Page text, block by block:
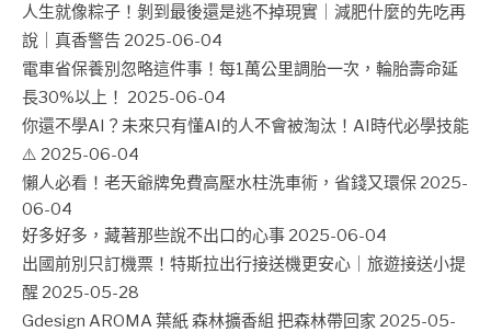
人生就像粽子！剝到最後還是逃不掉現實｜減肥什麼的先吃再
說｜真香警告 2025-06-04
電車省保養別忽略這件事！每1萬公里調胎一次，輪胎壽命延
長30%以上！ 2025-06-04
你還不學AI？未來只有懂AI的人不會被淘汰！AI時代必學技能
⚠️ 2025-06-04
懶人必看！老天爺牌免費高壓水柱洗車術，省錢又環保 2025-
06-04
好多好多，藏著那些說不出口的心事 2025-06-04
出國前別只訂機票！特斯拉出行接送機更安心｜旅遊接送小提
醒 2025-05-28
Gdesign AROMA 葉紙 森林擴香組 把森林帶回家 2025-05-